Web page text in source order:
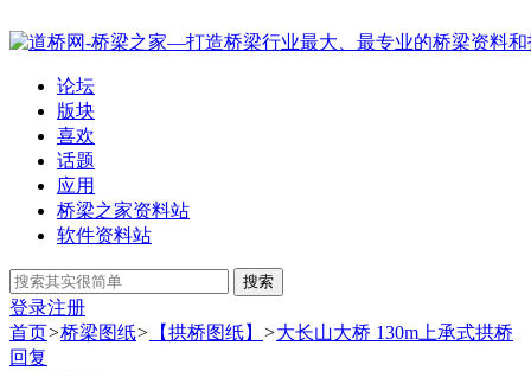
论坛
版块
喜欢
话题
应用
桥梁之家资料站
软件资料站
搜索
登录注册
首页>桥梁图纸> 【拱桥图纸】 >大长山大桥 130m上承式拱桥
回复